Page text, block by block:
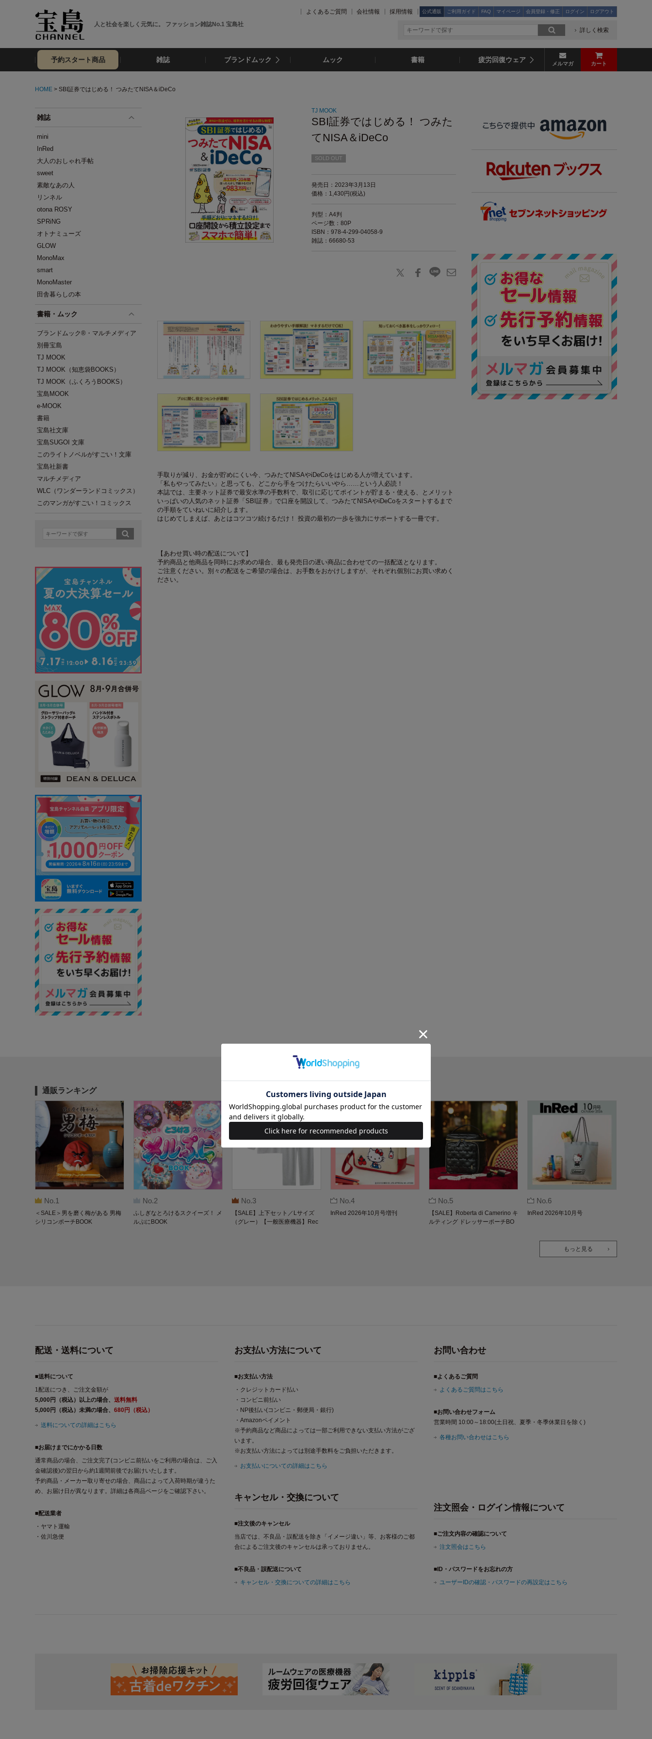
人と社会を楽しく元気に。 ファッション雑誌No.1 宝島社
よくあるご質問 会社情報 採用情報 公式通販 ご利用ガイド FAQ マイページ 会員登録・修正 ログイン ログアウト
詳しく検索
予約スタート商品 雑誌 ブランドムック ムック 書籍 疲労回復ウェア メルマガ カート
HOME > SBI証券ではじめる！ つみたてNISA＆iDeCo
雑誌
mini
InRed
大人のおしゃれ手帖
sweet
素敵なあの人
リンネル
otona ROSY
SPRiNG
オトナミューズ
GLOW
MonoMax
smart
MonoMaster
田舎暮らしの本
書籍・ムック
ブランドムック®・マルチメディア
別冊宝島
TJ MOOK
TJ MOOK（知恵袋BOOKS）
TJ MOOK（ふくろうBOOKS）
宝島MOOK
e-MOOK
書籍
宝島社文庫
宝島SUGOI 文庫
このライトノベルがすごい！文庫
宝島社新書
マルチメディア
WLC（ワンダーランドコミックス）
このマンガがすごい！コミックス
TJ MOOK
SBI証券ではじめる！ つみた
てNISA＆iDeCo
SOLD OUT
発売日：2023年3月13日
価格：1,430円(税込)
判型：A4判
ページ数：80P
ISBN：978-4-299-04058-9
雑誌：66680-53
手取りが減り、お金が貯めにくい今、つみたてNISAやiDeCoをはじめる人が増えています。
「私もやってみたい」と思っても、どこから手をつけたらいいやら……という人必読！
本誌では、主要ネット証券で最安水準の手数料で、取引に応じてポイントが貯まる・使える、とメリット
いっぱいの人気のネット証券「SBI証券」で口座を開設して、つみたてNISAやiDeCoをスタートするまで
の手順をていねいに紹介します。
はじめてしまえば、あとはコツコツ続けるだけ！ 投資の最初の一歩を強力にサポートする一冊です。
【あわせ買い時の配送について】
予約商品と他商品を同時にお求めの場合、最も発売日の遅い商品に合わせての一括配送となります。
ご注意ください。別々の配送をご希望の場合は、お手数をおかけしますが、それぞれ個別にお買い求めく
ださい。
通販ランキング
No.1
＜SALE＞男を磨く梅がある 男梅
シリコンポーチBOOK
No.2
ふしぎなとろけるスクイーズ！ メ
ルぷにBOOK
No.3
【SALE】上下セット／Lサイズ
（グレー）【一般医療機器】Rec
No.4
InRed 2026年10月号増刊
No.5
【SALE】Roberta di Camerino キ
ルティング ドレッサーポーチBO
No.6
InRed 2026年10月号
もっと見る
配送・送料について
■送料について
1配送につき、ご注文金額が
5,000円（税込）以上の場合、 送料無料
5,000円（税込）未満の場合、 680円（税込）
送料についての詳細はこちら
■お届けまでにかかる日数
通常商品の場合、ご注文完了(コンビニ前払いをご利用の場合は、ご入
金確認後)の翌日から約1週間前後でお届けいたします。
予約商品・メーカー取り寄せの場合、商品によって入荷時期が違うた
め、お届け日が異なります。詳細は各商品ページをご確認下さい。
■配送業者
・ヤマト運輸
・佐川急便
お支払い方法について
■お支払い方法
・クレジットカード払い
・コンビニ前払い
・NP後払い(コンビニ・郵便局・銀行)
・Amazonペイメント
※予約商品など商品によっては一部ご利用できない支払い方法がござ
います。
※お支払い方法によっては別途手数料をご負担いただきます。
お支払いについての詳細はこちら
キャンセル・交換について
■注文後のキャンセル
当店では、不良品・誤配送を除き「イメージ違い」等、お客様のご都
合によるご注文後のキャンセルは承っておりません。
■不良品・誤配送について
キャンセル・交換についての詳細はこちら
お問い合わせ
■よくあるご質問
よくあるご質問はこちら
■お問い合わせフォーム
営業時間 10:00～18:00(土日祝、夏季・冬季休業日を除く)
各種お問い合わせはこちら
注文照会・ログイン情報について
■ご注文内容の確認について
注文照会はこちら
■ID・パスワードをお忘れの方
ユーザーIDの確認・パスワードの再設定はこちら